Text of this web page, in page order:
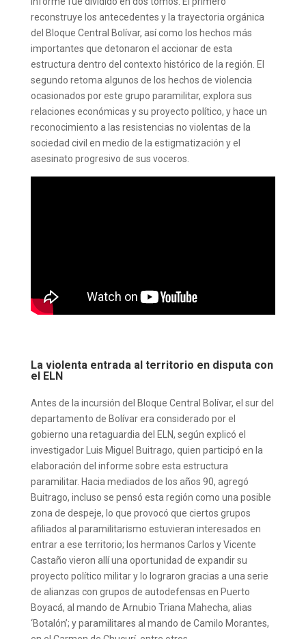
reconstruye los antecedentes y la trayectoria orgánica
del Bloque Central Bolívar, así como los hechos más
importantes que detonaron el accionar de esta
estructura dentro del contexto histórico de la región. El
segundo retoma algunos de los hechos de violencia
ocasionados por este grupo paramilitar, explora sus
relaciones económicas y su proyecto político, y hace un
reconocimiento a las resistencias no violentas de la
sociedad civil en medio de la estigmatización y el
asesinato progresivo de sus voceros.
La violenta entrada al territorio en disputa con
el ELN
Antes de la incursión del Bloque Central Bolívar, el sur del
departamento de Bolívar era considerado por el
gobierno una retaguardia del ELN, según explicó el
investigador Luis Miguel Buitrago, quien participó en la
elaboración del informe sobre esta estructura
paramilitar. Hacia mediados de los años 90, agregó
Buitrago, incluso se pensó esta región como una posible
zona de despeje, lo que provocó que ciertos grupos
afiliados al paramilitarismo estuvieran interesados en
entrar a ese territorio; los hermanos Carlos y Vicente
Castaño vieron allí una oportunidad de expandir su
proyecto político militar y lo lograron gracias a una serie
de alianzas con grupos de autodefensas en Puerto
Boyacá, al mando de Arnubio Triana Mahecha, alias
‘Botalón’; y paramilitares al mando de Camilo Morantes,